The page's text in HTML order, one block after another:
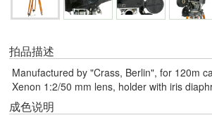
拍品描述
Manufactured by "Crass, Berlin", for 120m
Xenon 1:2/50 mm lens, holder with iris
成色说明